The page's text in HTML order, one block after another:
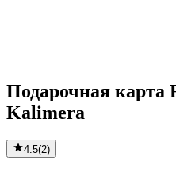
Подарочная карта
Kalimera
4.5(2)